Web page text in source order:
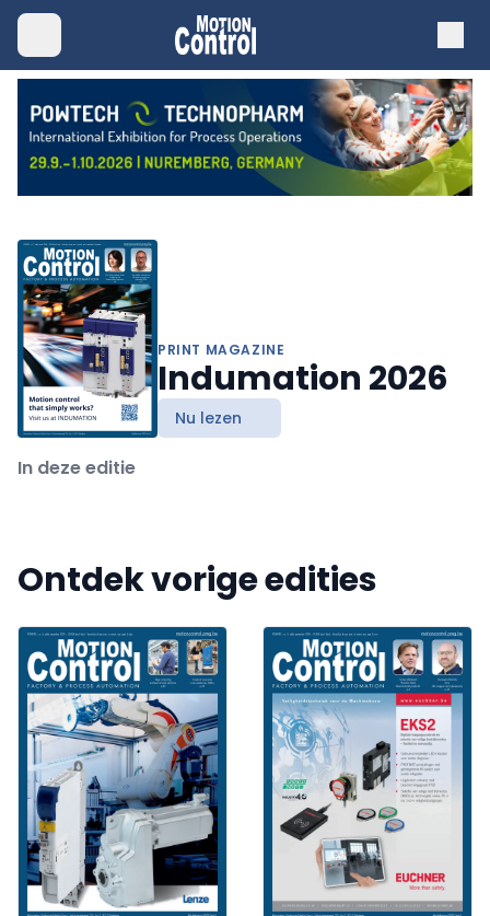
PRINT MAGAZINE
Indumation 2026
Nu lezen
In deze editie
Ontdek vorige edities